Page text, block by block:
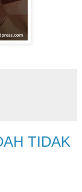
TIDAK